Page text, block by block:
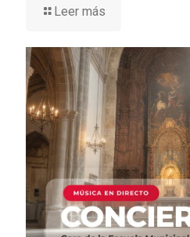
Leer más